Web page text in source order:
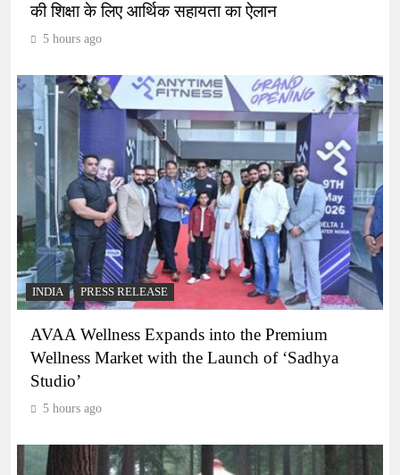
की शिक्षा के लिए आर्थिक सहायता का ऐलान
5 hours ago
INDIA PRESS RELEASE
AVAA Wellness Expands into the Premium
Wellness Market with the Launch of ‘Sadhya
Studio’
5 hours ago